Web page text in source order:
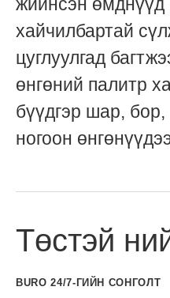
хайчилбартай
цуглуулгад
өнгөний палитр
бүүдгэр шар,
ногоон
Төстэй
BURO 24/7-ГИЙН СОНГОЛТ